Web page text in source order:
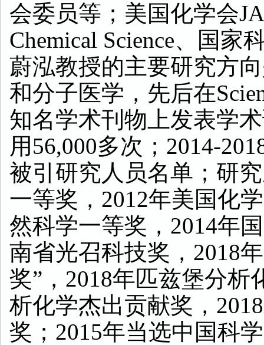
会委员等；美国化学会
Chemical Science、
国家
蔚泓教授的主要研究方
和分子医学，先后在
知名学术刊物上发表学
用 56,000多次； 2014-
被引研究人员名单；研
一等奖， 2012年美国化
然科学一等奖， 2014年
南省光召科技奖， 2018
奖”， 2018年匹兹堡分析
析化学杰出贡献奖， 2018
奖； 2015年当选中国科